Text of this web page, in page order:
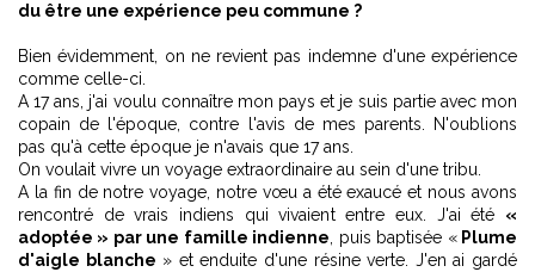
du être une expérience peu commune ?
Bien évidemment, on ne revient pas indemne d'une expérience
comme celle-ci.
A 17 ans, j'ai voulu connaître mon pays et je suis partie avec mon
copain de l'époque, contre l'avis de mes parents. N'oublions
pas qu'à cette époque je n'avais que 17 ans.
On voulait vivre un voyage extraordinaire au sein d'une tribu.
A la fin de notre voyage, notre vœu a été exaucé et nous avons
rencontré de vrais indiens qui vivaient entre eux. J'ai été «
adoptée » par une famille indienne , puis baptisée «Plume
d'aigle blanche » et enduite d'une résine verte. J'en ai gardé